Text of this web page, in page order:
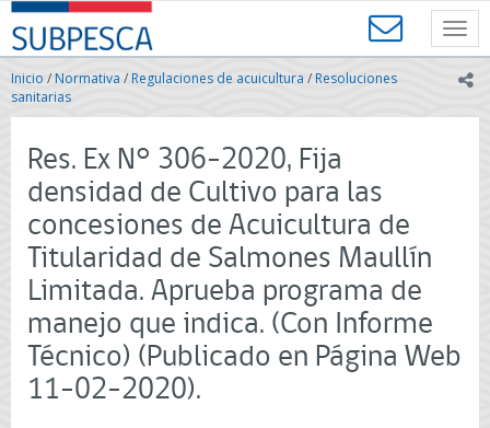
Contenido
principal
SUBPESCA
-
Subsecretaría
de
Pesca
Acuicultura
Gobierno
de
Chile
Inicio /Normativa / Regulaciones de acuicultura /Resoluciones
sanitarias
Res. Ex N° 306-2020, Fija
densidad de Cultivo para las
concesiones de Acuicultura de
Titularidad de Salmones Maullín
Limitada. Aprueba programa de
manejo que indica. (Con Informe
Técnico) (Publicado en Página Web
11-02-2020).